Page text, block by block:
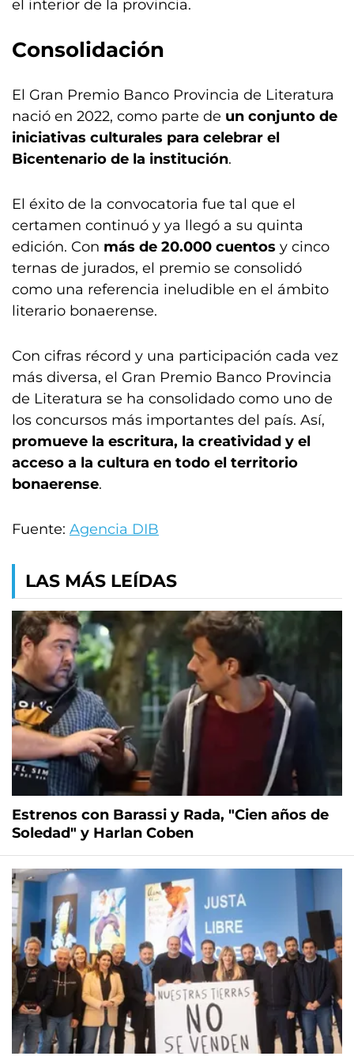
el interior de la provincia.
Consolidación
El Gran Premio Banco Provincia de Literatura
nació en 2022, como parte de un conjunto de
iniciativas culturales para celebrar el
Bicentenario de la institución.
El éxito de la convocatoria fue tal que el
certamen continuó y ya llegó a su quinta
edición. Con más de 20.000 cuentos y cinco
ternas de jurados, el premio se consolidó
como una referencia ineludible en el ámbito
literario bonaerense.
Con cifras récord y una participación cada vez
más diversa, el Gran Premio Banco Provincia
de Literatura se ha consolidado como uno de
los concursos más importantes del país. Así,
promueve la escritura, la creatividad y el
acceso a la cultura en todo el territorio
bonaerense.
Fuente: Agencia DIB
LAS MÁS LEÍDAS
Estrenos con Barassi y Rada, "Cien años de
Soledad" y Harlan Coben